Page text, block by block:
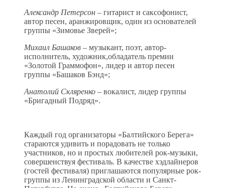
Александр Петерсон – гитарист и саксофонист,
автор песен, аранжировщик, один из основателей
группы «Зимовье Зверей»;
Михаил Башаков – музыкант, поэт, автор-
исполнитель, художник,обладатель премии
«Золотой Граммофон», лидер и автор песен
группы «Башаков Бэнд»;
Анатолий Скляренко – вокалист, лидер группы
«Бригадный Подряд».
Каждый год организаторы «Балтийского Берега»
стараются удивить и порадовать не только
участников, но и простых любителей рок-музыки,
совершенствуя фестиваль. В качестве хэдлайнеров
(гостей фестиваля) приглашаются популярные рок-
группы из Ленинградской области и Санкт-